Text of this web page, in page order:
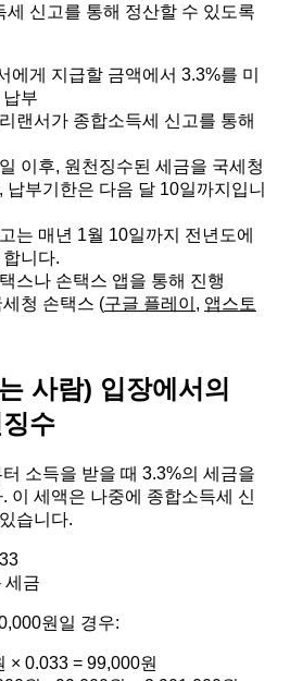
세 신고를 통해 정산할 수 있도록
에게 지급할 금액에서 3.3%를 미
부
랜서가 종합소득세 신고를 통해
이후, 원천징수된 세금을 국세청
납부기한은 다음 달 10일까지입니
는 매년 1월 10일까지 전년도에
니다.
스나 손택스 앱을 통해 진행
세청 손택스 (구글 플레이 , 앱스토
사람) 입장에서의
수
소득을 받을 때 3.3%의 세금을
이 세액은 나중에 종합소득세 신
습니다.
세금
원일 경우:
× 0.033 = 99,000원